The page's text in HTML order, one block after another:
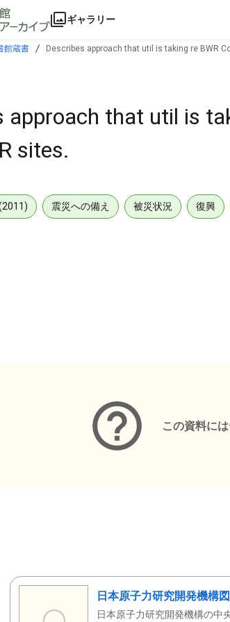
ギャラリー
館蔵書 Describes approach that util is taking re BWR
approach that util is
sites.
震災への備え 被災状況 復興
この資料に
日本原子力研究開発機構
日本原子力研究開発機構の中